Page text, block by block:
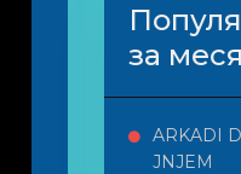
за
ARKADI
JNJEM